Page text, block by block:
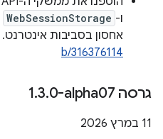
ו- WebSessionStorage
אחסון בסביבות אינטרנט.
b/316376114
גרסה ‎1 .3.0-alpha07
‫11 במרץ 2026